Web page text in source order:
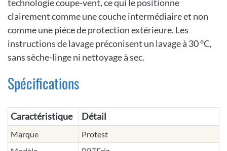
technologie coupe-vent, ce qui le positionne
clairement comme une couche intermédiaire et non
comme une pièce de protection extérieure. Les
instructions de lavage préconisent un lavage à 30 °C,
sans sèche-linge ni nettoyage à sec.
Spécifications
Caractéristique Détail
Marque
Protest